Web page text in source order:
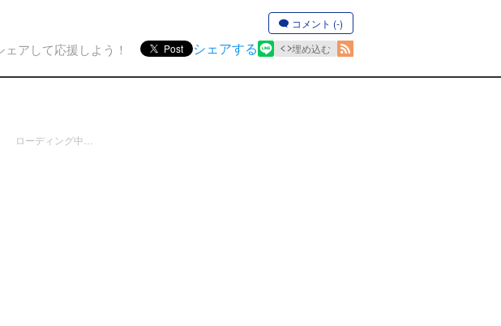
コメント (-)
ェアして応援しよう！ Post シェアする 埋め込む
ローディング中…